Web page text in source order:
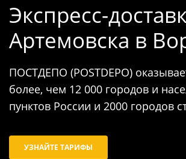
Экспресс-
Артемовска в
ПОСТДЕПО (POSTDEPO)
более, чем 12 000 городов и
пунктов России и 2000 городов
УЗНАЙТЕ ТАРИФЫ